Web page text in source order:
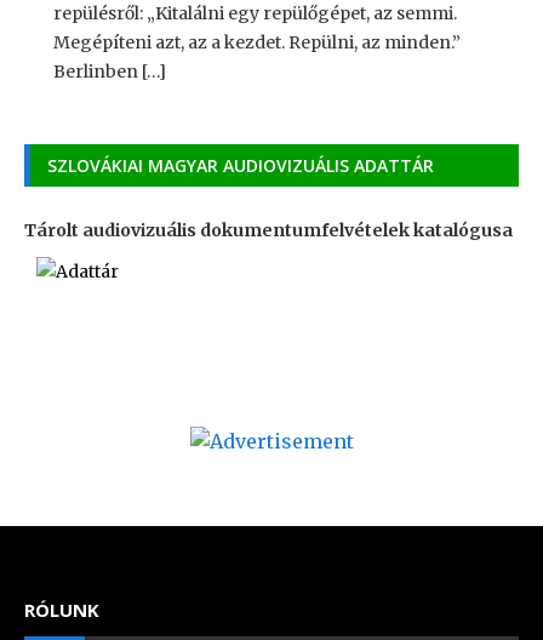
repülésről: „Kitalálni egy repülőgépet, az semmi.
Megépíteni azt, az a kezdet. Repülni, az minden.”
Berlinben […]
SZLOVÁKIAI MAGYAR AUDIOVIZUÁLIS ADATTÁR
Tárolt audiovizuális dokumentumfelvételek katalógusa
RÓLUNK